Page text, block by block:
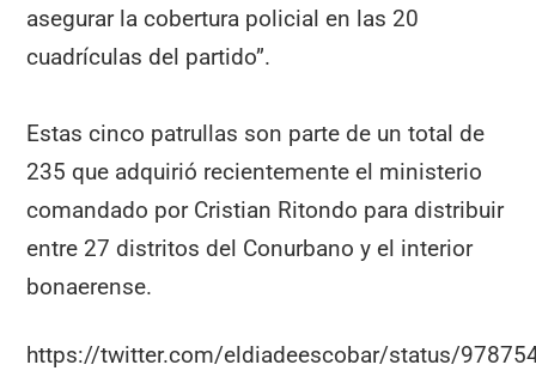
asegurar la cobertura policial en las 20
cuadrículas del partido”.
Estas cinco patrullas son parte de un total de
235 que adquirió recientemente el ministerio
comandado por Cristian Ritondo para distribuir
entre 27 distritos del Conurbano y el interior
bonaerense.
https://twitter.com/eldiadeescobar/status/